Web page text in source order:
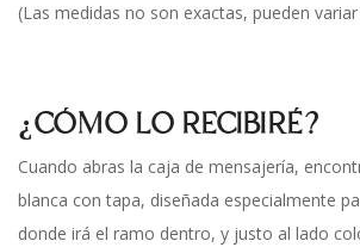
(Las medidas no son exactas, pueden
¿CÓMO LO RECIBIRÉ?
Cuando abras la caja de mensajería,
blanca con tapa, diseñada especialmente
donde irá el ramo dentro, y justo al lado